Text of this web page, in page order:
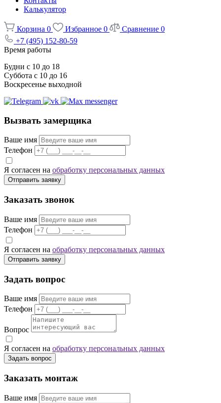
Калькулятор
Корзина 0 Избранное 0 Сравнение 0
+7 (495) 152-80-59
Время работы
Будни с 10 до 18
Суббота с 10 до 16
Воскресенье выходной
Вызвать замерщика
Ваше имя
Телефон
Я согласен на обработку персональных данных
Отправить заявку
Заказать звонок
Ваше имя
Телефон
Я согласен на обработку персональных данных
Отправить заявку
Задать вопрос
Ваше имя
Телефон
Вопрос
Я согласен на обработку персональных данных
Задать вопрос
Заказать монтаж
Ваше имя